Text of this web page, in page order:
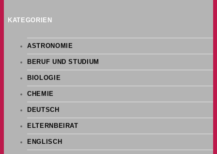
KATEGORIEN
ASTRONOMIE
BERUF UND STUDIUM
BIOLOGIE
CHEMIE
DEUTSCH
ELTERNBEIRAT
ENGLISCH